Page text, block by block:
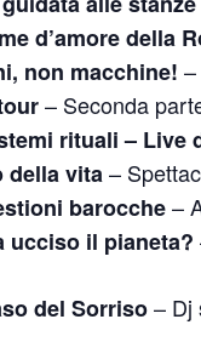
d’amore della
non macchine!
– Seconda
rituali – Live
della vita–
barocche–
ucciso il pianeta?
del Sorriso– Dj